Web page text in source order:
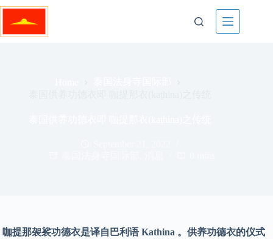
Skip
content
咖提那袈裟功德衣是译自巴利语 Kathina 。供养功德衣的仪式